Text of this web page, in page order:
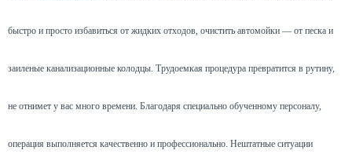
быстро и просто избавиться от жидких отходов, очистить автомойки — от песка и
заиленые канализационные колодцы. Трудоемкая процедура превратится в рутину,
не отнимет у вас много времени. Благодаря специально обученному персоналу,
операция выполняется качественно и профессионально. Нештатные ситуации